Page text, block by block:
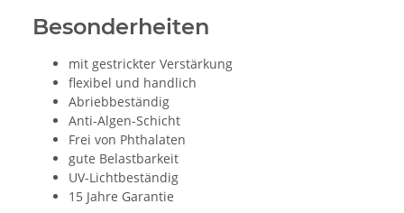
Besonderheiten
mit gestrickter Verstärkung
flexibel und handlich
Abriebbeständig
Anti-Algen-Schicht
Frei von Phthalaten
gute Belastbarkeit
UV-Lichtbeständig
15 Jahre Garantie